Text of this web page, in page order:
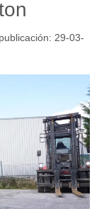
29-03-